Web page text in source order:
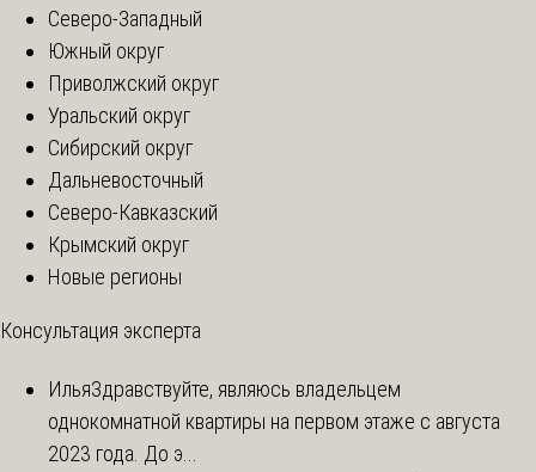
Северо-Западный
Южный округ
Приволжский округ
Уральский округ
Сибирский округ
Дальневосточный
Северо-Кавказский
Крымский округ
Новые регионы
Консультация эксперта
ИльяЗдравствуйте, являюсь владельцем
однокомнатной квартиры на первом этаже с августа
2023 года. До э...